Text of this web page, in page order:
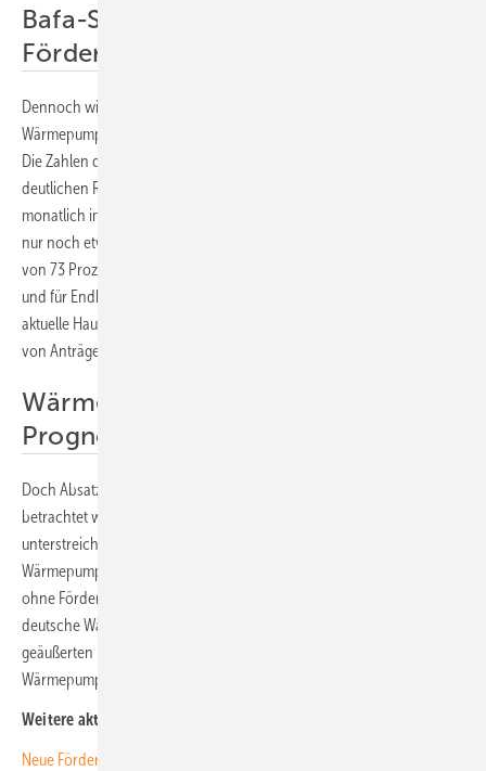
Bafa-Statistik zeigt Rückgang bei
Förderanträgen
Dennoch wirkt die Berichterstattung über den deutschen
Wärmepumpenmarkt oft widersprüchlich, resümieren die Analysten.
Die Zahlen der Förderanträge in der Bafa-Statistik zeigen einen
deutlichen Rückgang: Nach den Antragsdaten wurden 2022
monatlich im Durchschnitt 29.060 Anträge gestellt, während es 2023
nur noch etwa 7.845 pro Monat sind. Das entspricht einem Rückgang
von 73 Prozent entspricht. Hinzu kommen das sich ständig ändernde
und für Endkunden wenig transparente Förderumfeld sowie die
aktuelle Haushaltssperre, welche die Annahme und die Bewilligung
von Anträgen stoppt.
Wärmepumpenmarkt erfüllt
Prognose
Doch Absatz und Anzahl der Förderanträge sollten laut EUPD getrennt
betrachtet werden: Die robuste Absatzleistung von Quartal zu Quartal
unterstreicht die stetige und andauernde Nachfrage nach
Wärmepumpen. Zudem finanzieren einige Käufer ihre Wärmepumpe
ohne Fördermittel. Anhand der Absatzzahlen wird klar, dass der
deutsche Wärmepumpenmarkt auf dem besten Weg ist, die Ende 2022
geäußerten Prognosen der Branche von 350.000 verkauften
Wärmepumpen im Jahr 2023 zu übertreffen. (nhp)
Weitere aktuelle News:
Neue Förderung von Ökoheizungen startet